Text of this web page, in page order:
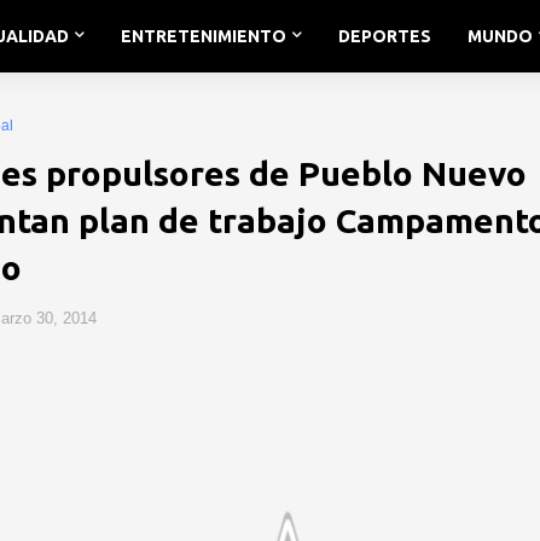
ENTRETENIMIENTO DEPORTES MUNDO
propulsores de Pueblo Nuevo
plan de trabajo
30, 2014